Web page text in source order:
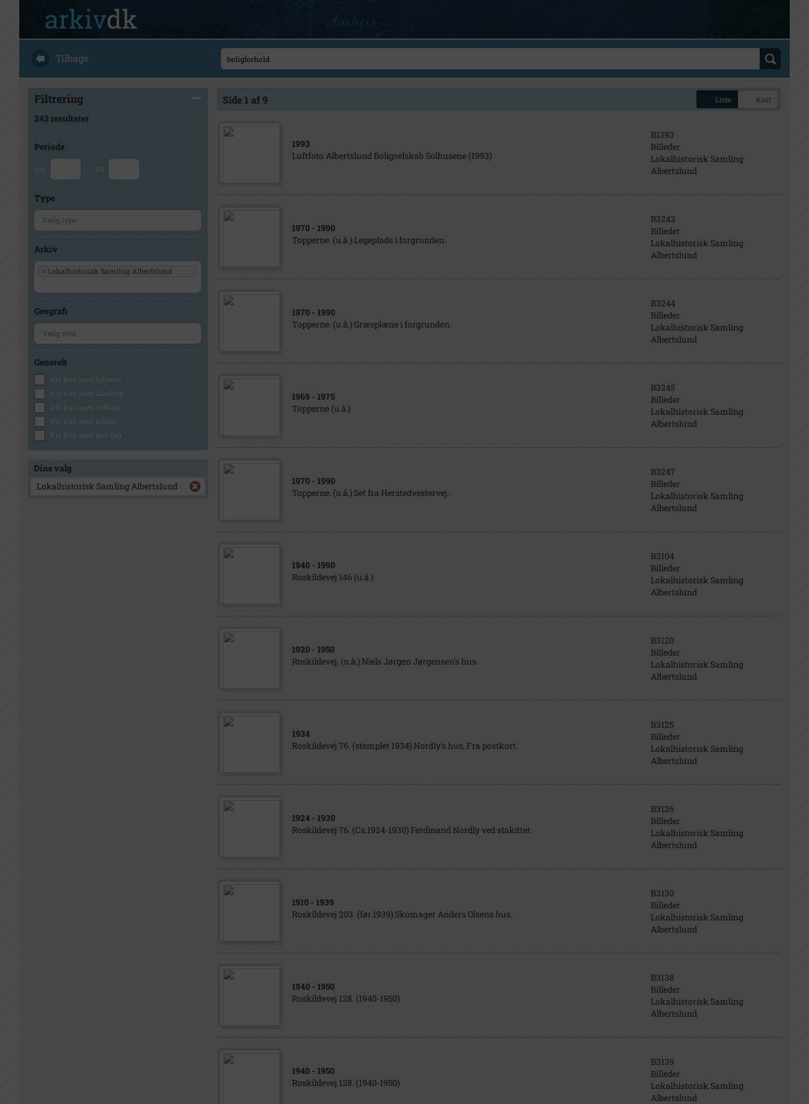
Tilbage
Filtrering
243 resultater
Periode
Fra Til
Type
Arkiv
× Lokalhistorisk Samling Albertslund
Geografi
Generelt
Vis kun med billeder
Vis kun med filmklip
Vis kun med lydklip
Vis kun med kilder
Vis kun med geo-tag
Dine valg
Lokalhistorisk Samling Albertslund
Side 1 af 9 Liste Kort
1993
Luftfoto Albertslund Boligselskab Solhusene (1993)
B1393
Billeder
Lokalhistorisk Samling
Albertslund
1970 - 1990
Topperne. (u.å.) Legeplads i forgrunden.
B3243
Billeder
Lokalhistorisk Samling
Albertslund
1970 - 1990
Topperne. (u.å.) Græsplæne i forgrunden.
B3244
Billeder
Lokalhistorisk Samling
Albertslund
1969 - 1975
Topperne (u.å.)
B3245
Billeder
Lokalhistorisk Samling
Albertslund
1970 - 1990
Topperne. (u.å.) Set fra Herstedvestervej.
B3247
Billeder
Lokalhistorisk Samling
Albertslund
1940 - 1990
Roskildevej 146 (u.å.)
B3104
Billeder
Lokalhistorisk Samling
Albertslund
1920 - 1950
Roskildevej. (u.å.) Niels Jørgen Jørgensen's hus.
B3120
Billeder
Lokalhistorisk Samling
Albertslund
1934
Roskildevej 76. (stemplet 1934) Nordly's hus, Fra postkort.
B3125
Billeder
Lokalhistorisk Samling
Albertslund
1924 - 1930
Roskildevej 76. (Ca.1924-1930) Ferdinand Nordly ved stakittet.
B3126
Billeder
Lokalhistorisk Samling
Albertslund
1910 - 1939
Roskildevej 203. (før.1939) Skomager Anders Olsens hus.
B3130
Billeder
Lokalhistorisk Samling
Albertslund
1940 - 1950
Roskildevej 128. (1940-1950)
B3138
Billeder
Lokalhistorisk Samling
Albertslund
1940 - 1950
Roskildevej 128. (1940-1950)
B3139
Billeder
Lokalhistorisk Samling
Albertslund